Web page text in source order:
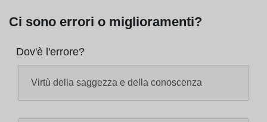
Ci sono errori o miglioramenti?
Dov'è l'errore?